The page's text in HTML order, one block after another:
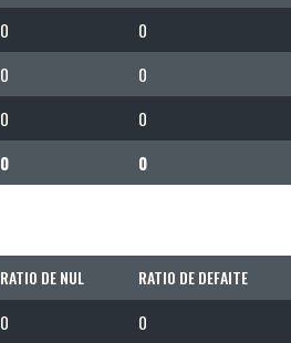
0 0
0 0
0 0
0 0
RATIO DE NUL RATIO DE DEFAITE
0 0